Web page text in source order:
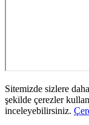
Sitemizde sizlere
şekilde çerezler
inceleyebilirsiniz.